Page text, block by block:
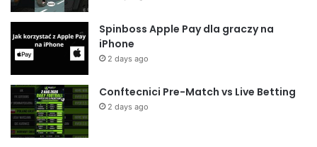
Spinboss Apple Pay dla graczy na
iPhone
2 days ago
Conftecnici Pre-Match vs Live Betting
2 days ago